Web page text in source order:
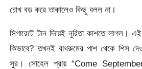
চোখ বড় করে তাকালেও কিছু বলল না।
সিগারেটে টান দিয়েই নুরিতা কাশতে লাগল। এই
কিভাবে? তখনই বাথরুমের পাশ থেকে শিস
সুর। সোহেল প্রায় “Come